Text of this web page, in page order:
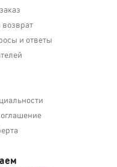
возврат
и ответы